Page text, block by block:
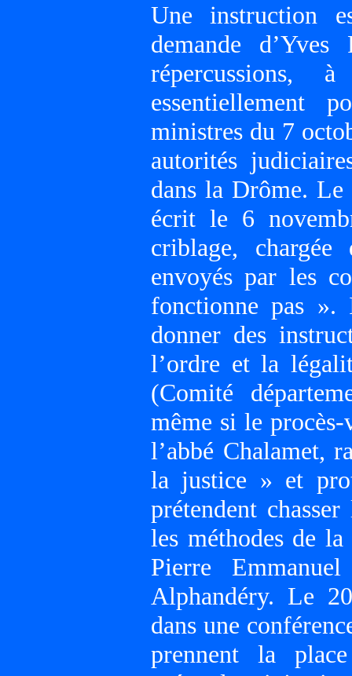
Une instruction
demande
répercussions,
essentiellement
ministres du 7
autorités
dans la Drôme.
écrit le 6
criblage,
envoyés par les
fonctionne pas
donner des
l’ordre et la
(Comité
même si le
l’abbé Chalamet,
la justice » et
prétendent
les méthodes de
Pierre
Alphandéry. Le
dans une
prennent la